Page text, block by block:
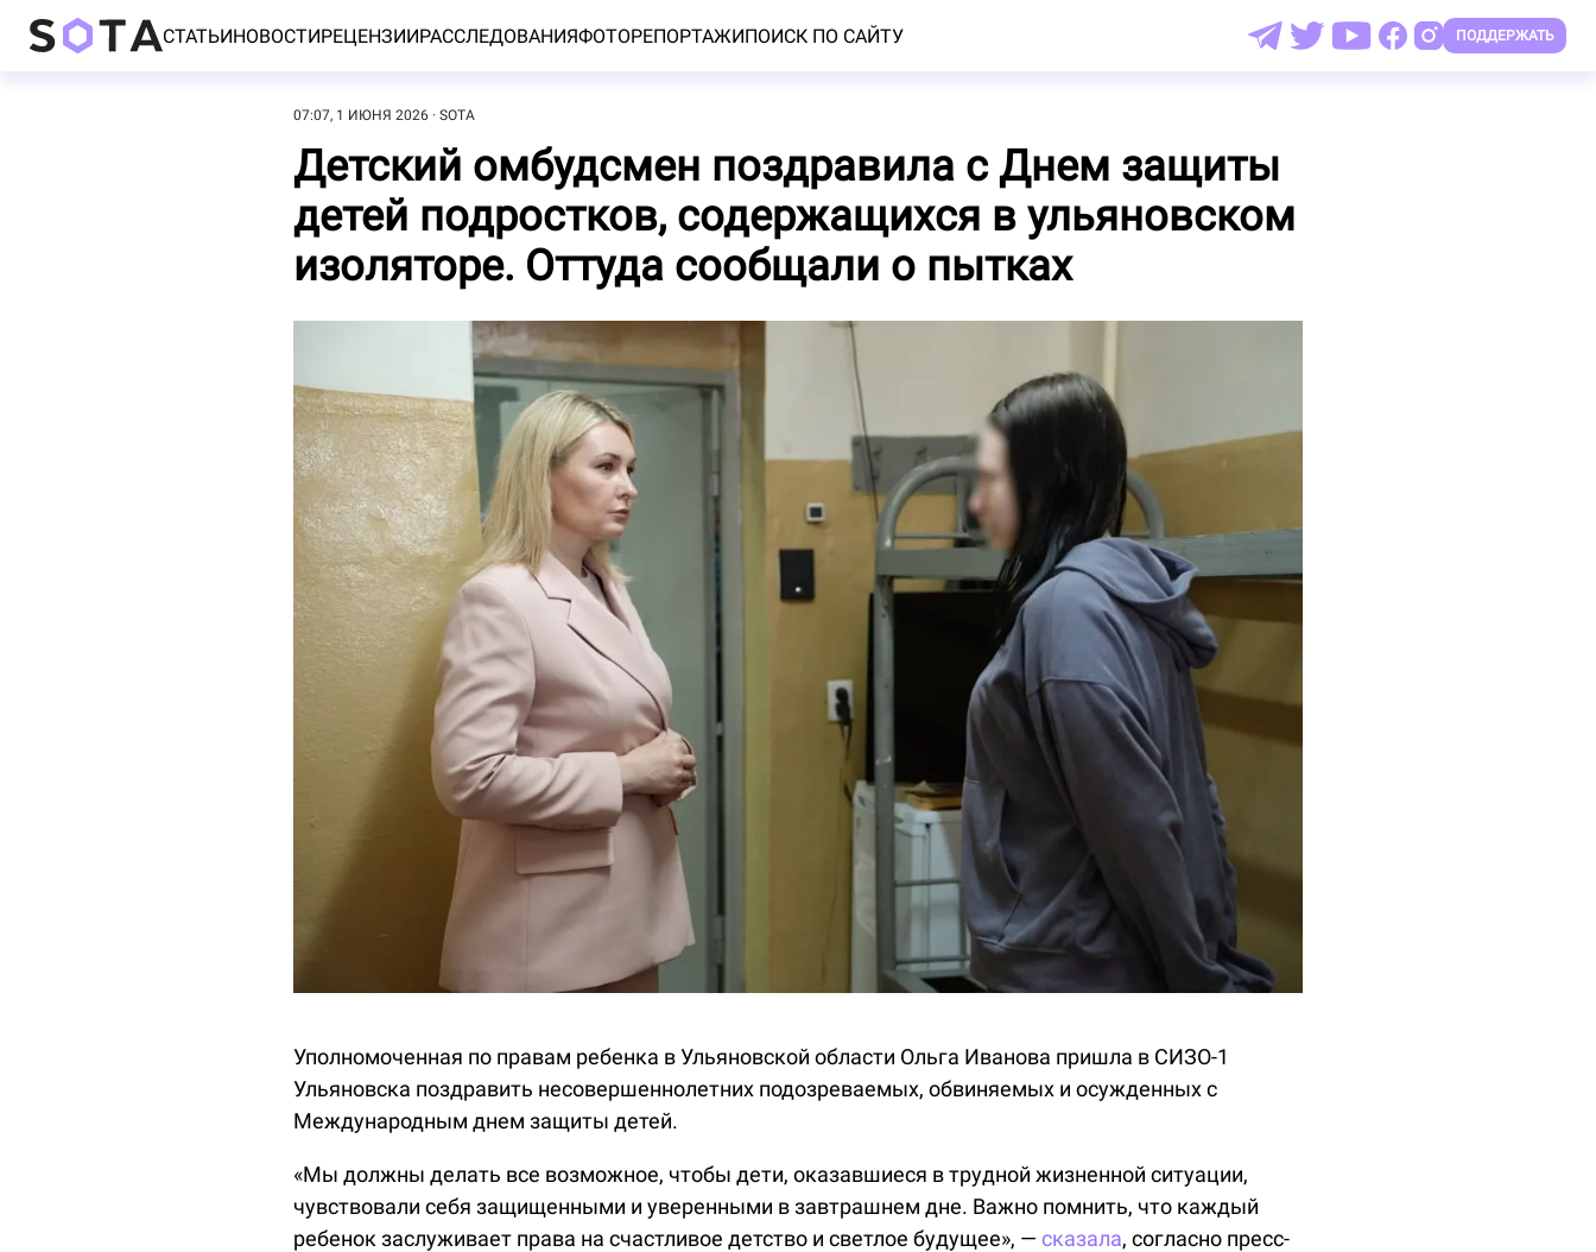
СТАТЬИНОВОСТИРЕЦЕНЗИИРАССЛЕДОВАНИЯФОТОРЕПОРТАЖИПОИСК ПО САЙТУ ПОДДЕРЖАТЬ
07:07, 1 ИЮНЯ 2026 SOTA
Детский омбудсмен поздравила с Днем защиты
детей подростков, содержащихся в ульяновском
изоляторе. Оттуда сообщали о пытках
Уполномоченная по правам ребенка в Ульяновской области Ольга Иванова пришла в СИЗО-1
Ульяновска поздравить несовершеннолетних подозреваемых, обвиняемых и осужденных с
Международным днем защиты детей.
«Мы должны делать все возможное, чтобы дети, оказавшиеся в трудной жизненной ситуации,
чувствовали себя защищенными и уверенными в завтрашнем дне. Важно помнить, что каждый
ребенок заслуживает права на счастливое детство и светлое будущее», — сказала, согласно пресс-